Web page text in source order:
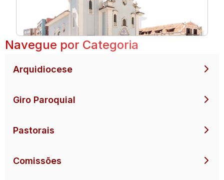
Navegue por Categoria
Arquidiocese
Giro Paroquial
Pastorais
Comissões